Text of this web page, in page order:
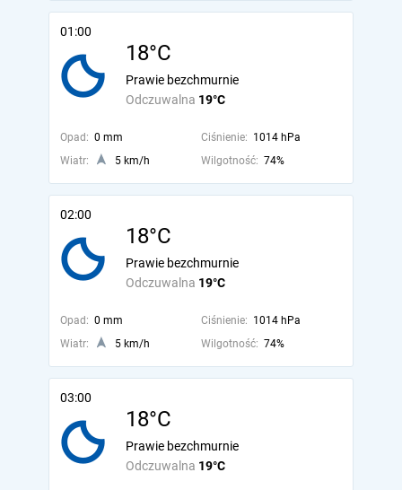
01:00
18°C
Odczuwalna 19°C
Prawie bezchmurnie
Opad: 0 mm Ciśnienie: 1014 hPa
Wiatr:
5 km/h Wilgotność: 74%
02:00
18°C
Odczuwalna 19°C
Prawie bezchmurnie
Opad: 0 mm Ciśnienie: 1014 hPa
Wiatr:
5 km/h Wilgotność: 74%
03:00
18°C
Odczuwalna 19°C
Prawie bezchmurnie